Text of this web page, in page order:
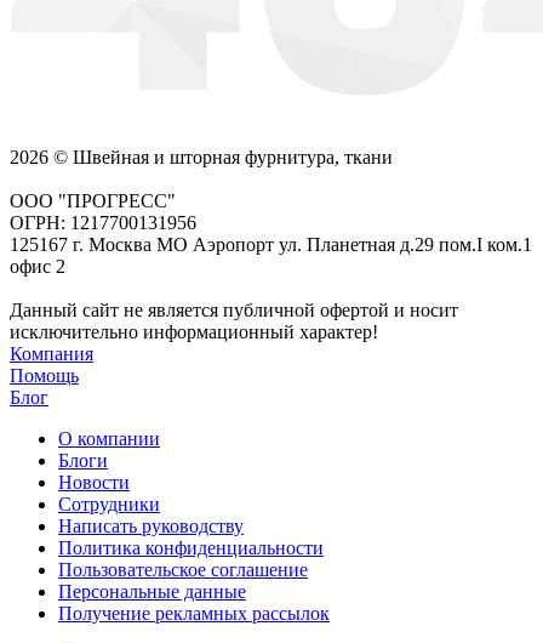
2026 © Швейная и шторная фурнитура, ткани
ООО "ПРОГРЕСС"
ОГРН: 1217700131956
125167 г. Москва МО Аэропорт ул. Планетная д.29 пом.I ком.1
офис 2
Данный сайт не является публичной офертой и носит
исключительно информационный характер!
Компания
Помощь
Блог
О компании
Блоги
Новости
Сотрудники
Написать руководству
Политика конфиденциальности
Пользовательское соглашение
Персональные данные
Получение рекламных рассылок